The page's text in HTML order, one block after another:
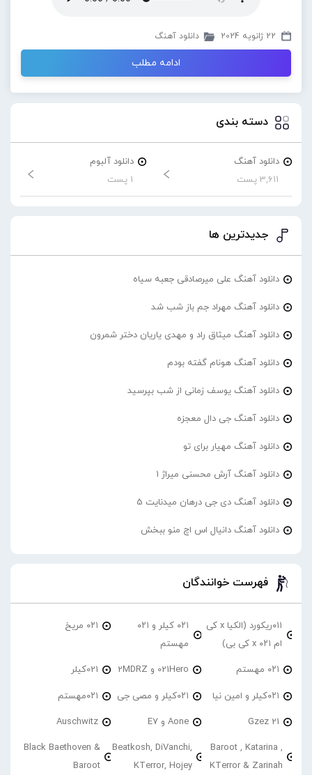
22 ژانویه 2024 دانلود آهنگ
ادامه مطلب
دسته بندی
دانلود آهنگ
3,611 پست
دانلود آلبوم
1 پست
جدیدترین ها
دانلود آهنگ علی میرصادقی جعبه سیاه
دانلود آهنگ مهراد جم باز شب شد
دانلود آهنگ میثاق راد و مهدی یاریان دختر شمرون
دانلود آهنگ هونام گفته بودم
دانلود آهنگ یوسف زمانی از شب بپرسید
دانلود آهنگ جی دال معجزه
دانلود آهنگ مهیار برای تو
دانلود آهنگ آرش محسنی میراژ 1
دانلود آهنگ دی جی درهان میدنایت 5
دانلود آهنگ دانیال اس اچ منو ببخش
فهرست خوانندگان
۰۱۱ریکورد (الکیا x کی
ام ۰۲۱ x کی بی)
۰۲۱ کیلر و ۰۲۱
مهستم
۰۲۱ مریخ
۰۲۱ مهستم 021Hero و 2MDRZ 021کیلر
۰۲۱کیلر و امین نیا ۰۲۱کیلر و مصی جی ۰۲۱مهستم
21 Gzez Aone و E7 Auschwitz
Baroot , Katarina ,
KTerror & Zarinah
Beatkosh, DiVanchi,
KTerror, Hojey
Black Baethoven &
Baroot